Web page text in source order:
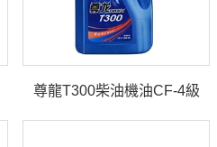
尊龍T300柴油機油CF-4級